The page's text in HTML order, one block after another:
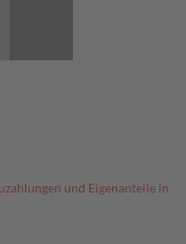
und Eigenanteile in